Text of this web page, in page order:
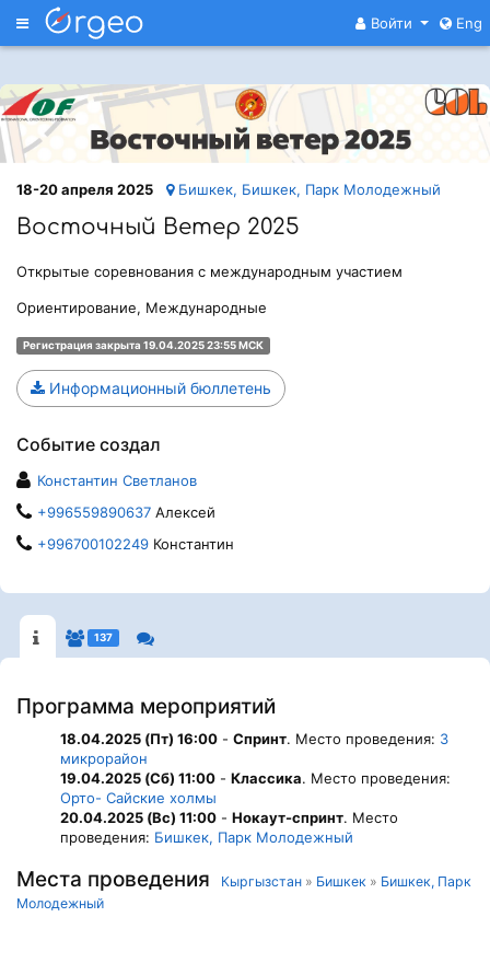
Меню Войти Eng
18-20 апреля 2025 Бишкек, Бишкек, Парк Молодежный
Восточный Ветер 2025
Открытые соревнования с международным участием
Ориентирование, Международные
Регистрация закрыта 19.04.2025 23:55 МСК
Информационный бюллетень
Событие создал
Константин Светланов
+996559890637 Алексей
+996700102249 Константин
137
Программа мероприятий
18.04.2025 (Пт) 16:00 - Спринт. Место проведения: 3
микрорайон
19.04.2025 (Сб) 11:00 - Классика. Место проведения:
Орто- Сайские холмы
20.04.2025 (Вс) 11:00 - Нокаут-спринт. Место
проведения: Бишкек, Парк Молодежный
Места проведения Кыргызстан » Бишкек » Бишкек, Парк
Молодежный